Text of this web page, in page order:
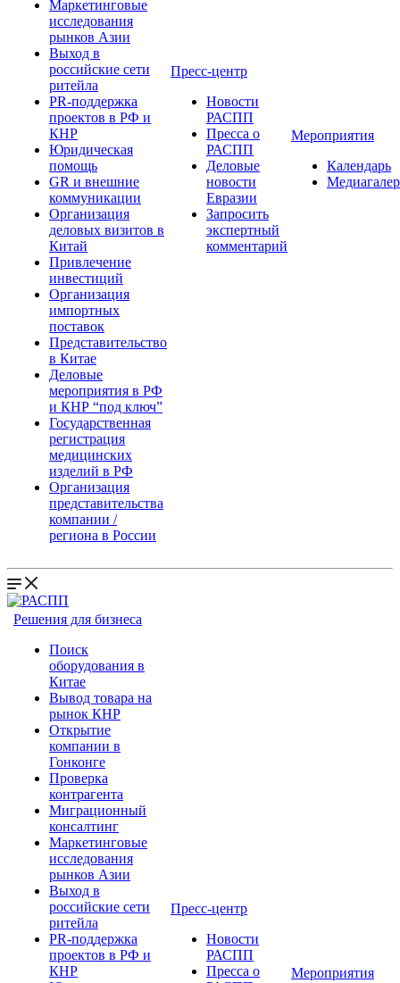
Маркетинговые
исследования
рынков Азии
Выход в
российские сети
ритейла
PR-поддержка
проектов в РФ и
КНР
Юридическая
помощь
GR и внешние
коммуникации
Организация
деловых визитов в
Китай
Привлечение
инвестиций
Организация
импортных
поставок
Представительство
в Китае
Деловые
мероприятия в РФ
и КНР “под ключ”
Государственная
регистрация
медицинских
изделий в РФ
Организация
представительства
компании /
региона в России
Пресс-центр
Новости
РАСПП
Пресса о
РАСПП
Деловые
новости
Евразии
Запросить
экспертный
комментарий
Мероприятия
Календарь
Решения для бизнеса
Поиск
оборудования в
Китае
Вывод товара на
рынок КНР
Открытие
компании в
Гонконге
Проверка
контрагента
Миграционный
консалтинг
Маркетинговые
исследования
рынков Азии
Выход в
российские сети
ритейла
PR-поддержка
проектов в РФ и
КНР
Пресс-центр
Новости
РАСПП
Пресса о
Мероприятия